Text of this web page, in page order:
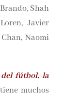
Shah
Javier
Naomi
del fútbol, la
muchos